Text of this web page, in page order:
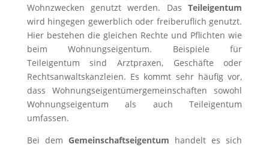
Wohnzwecken genutzt werden. DasTeileigentum
wird hingegen gewerblich oder freiberuflich genutzt.
Hier bestehen die gleichen Rechte und Pflichten wie
beim Wohnungseigentum. Beispiele für
Teileigentum sind Arztpraxen, Geschäfte oder
Rechtsanwaltskanzleien. Es kommt sehr häufig vor,
dass Wohnungseigentümergemeinschaften sowohl
Wohnungseigentum als auch Teileigentum
umfassen.
Bei dem Gemeinschaftseigentum handelt es sich